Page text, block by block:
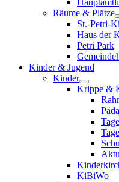
Räume & Plätze
St.-Petri-
Haus der
Petri Park
Kinder & Jugend
Kinder
Krippe &
KiBiWo